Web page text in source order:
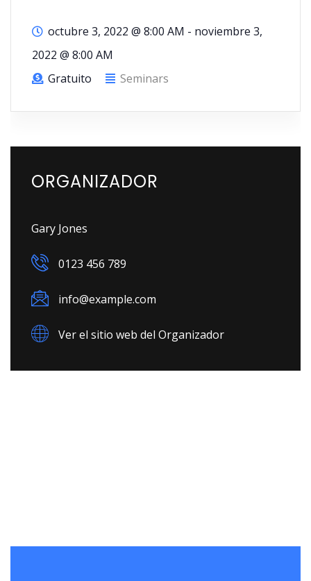
octubre 3, 2022 @ 8:00 AM - noviembre 3,
2022 @ 8:00 AM
Gratuito
Seminars
ORGANIZADOR
Gary Jones
0123 456 789
info@example.com
Ver el sitio web del Organizador